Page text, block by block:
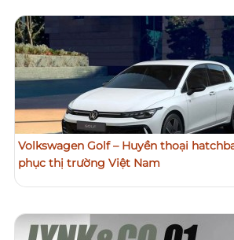
Volkswagen Golf – Huyền thoại
phục thị trường Việt Nam